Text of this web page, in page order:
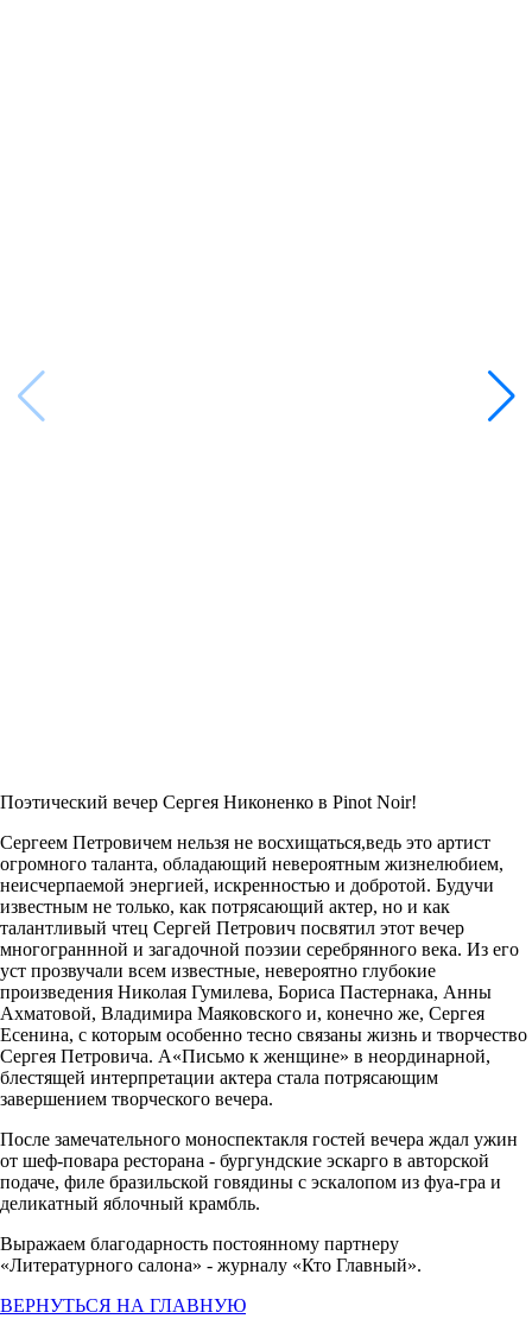
Поэтический вечер Сергея Никоненко в Pinot Noir!
Сергеем Петровичем нельзя не восхищаться,ведь это артист
огромного таланта, обладающий невероятным жизнелюбием,
неисчерпаемой энергией, искренностью и добротой. Будучи
известным не только, как потрясающий актер, но и как
талантливый чтец Сергей Петрович посвятил этот вечер
многограннной и загадочной поэзии серебрянного века. Из его
уст прозвучали всем известные, невероятно глубокие
произведения Николая Гумилева, Бориса Пастернака, Анны
Ахматовой, Владимира Маяковского и, конечно же, Сергея
Есенина, с которым особенно тесно связаны жизнь и творчество
Сергея Петровича. А«Письмо к женщине» в неординарной,
блестящей интерпретации актера стала потрясающим
завершением творческого вечера.
После замечательного моноспектакля гостей вечера ждал ужин
от шеф-повара ресторана - бургундские эскарго в авторской
подаче, филе бразильской говядины с эскалопом из фуа-гра и
деликатный яблочный крамбль.
Выражаем благодарность постоянному партнеру
«Литературного салона» - журналу «Кто Главный».
ВЕРНУТЬСЯ НА ГЛАВНУЮ